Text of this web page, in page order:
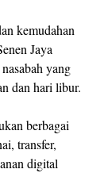
kemudahan
Jaya
yang
dan hari libur.
berbagai
transfer,
digital